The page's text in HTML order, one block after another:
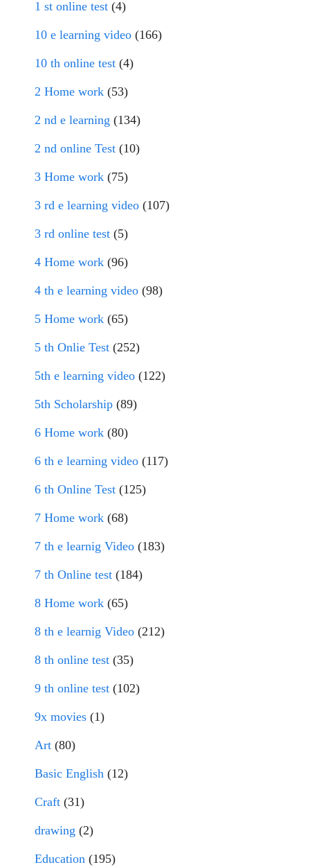
1 st online test (4)
10 e learning video (166)
10 th online test (4)
2 Home work (53)
2 nd e learning (134)
2 nd online Test (10)
3 Home work (75)
3 rd e learning video (107)
3 rd online test (5)
4 Home work (96)
4 th e learning video (98)
5 Home work (65)
5 th Onlie Test (252)
5th e learning video (122)
5th Scholarship (89)
6 Home work (80)
6 th e learning video (117)
6 th Online Test (125)
7 Home work (68)
7 th e learnig Video (183)
7 th Online test (184)
8 Home work (65)
8 th e learnig Video (212)
8 th online test (35)
9 th online test (102)
9x movies (1)
Art (80)
Basic English (12)
Craft (31)
drawing (2)
Education (195)